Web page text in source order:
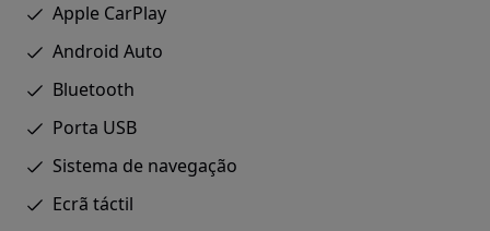
Apple CarPlay
Android Auto
Bluetooth
Porta USB
Sistema de navegação
Ecrã táctil